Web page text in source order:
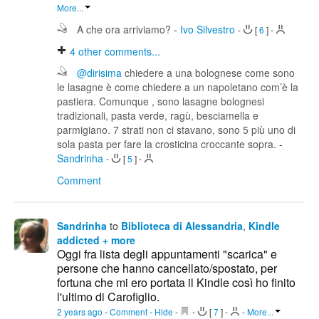
More...
A che ora arriviamo? - Ivo Silvestro - [6 ]-
4 other comments...
@dirisima chiedere a una bolognese come sono
le lasagne è come chiedere a un napoletano com’è la
pastiera. Comunque , sono lasagne bolognesi
tradizionali, pasta verde, ragù, besciamella e
parmigiano. 7 strati non ci stavano, sono 5 più uno di
sola pasta per fare la crosticina croccante sopra. -
Sandrinha - [5 ]-
Comment
Sandrinha to Biblioteca di Alessandria, Kindle
addicted + more
Oggi fra lista degli appuntamenti "scarica" e
persone che hanno cancellato/spostato, per
fortuna che mi ero portata il Kindle così ho finito
l'ultimo di Carofiglio.
2 years ago -Comment- Hide - - [7]- -More...